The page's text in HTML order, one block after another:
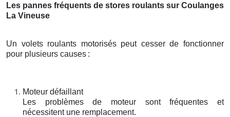
Les pannes fréquents de stores roulants sur Coulanges
La Vineuse
Un volets roulants motorisés peut cesser de fonctionner
pour plusieurs causes :
Moteur défaillant
Les problèmes de moteur sont fréquentes et
nécessitent une remplacement.